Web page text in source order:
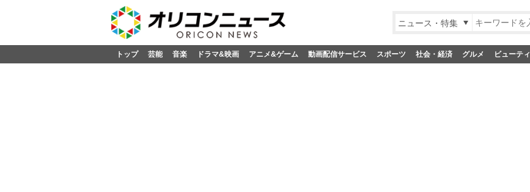
ニュース・特集
トップ 芸能 音楽 ドラマ&映画 アニメ&ゲーム 動画配信サービス スポーツ 社会・経済 グルメ ビューティ